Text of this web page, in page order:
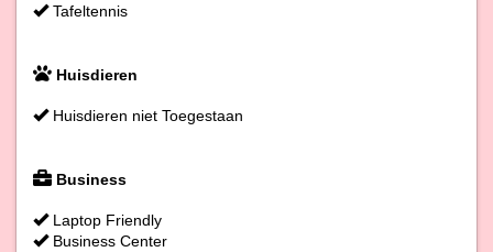
Tafeltennis
Huisdieren
Huisdieren niet Toegestaan
Business
Laptop Friendly
Business Center